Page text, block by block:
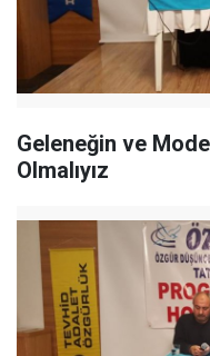
Geleneğin ve
Olmalıyız